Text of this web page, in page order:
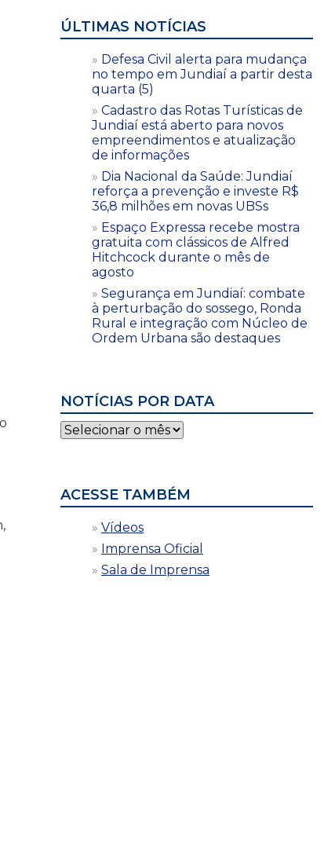
ÚLTIMAS NOTÍCIAS
Defesa Civil alerta para mudança
no tempo em Jundiaí a partir desta
quarta (5)
Cadastro das Rotas Turísticas de
Jundiaí está aberto para novos
empreendimentos e atualização
de informações
Dia Nacional da Saúde: Jundiaí
reforça a prevenção e investe R$
36,8 milhões em novas UBSs
Espaço Expressa recebe mostra
gratuita com clássicos de Alfred
Hitchcock durante o mês de
agosto
Segurança em Jundiaí: combate
à perturbação do sossego, Ronda
Rural e integração com Núcleo de
Ordem Urbana são destaques
NOTÍCIAS POR DATA
Notícias
por
ACESSE TAMBÉM
Vídeos
Imprensa Oficial
Sala de Imprensa